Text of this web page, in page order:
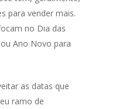
para vender mais.
no Dia das
Ano Novo para
as datas que
ramo de